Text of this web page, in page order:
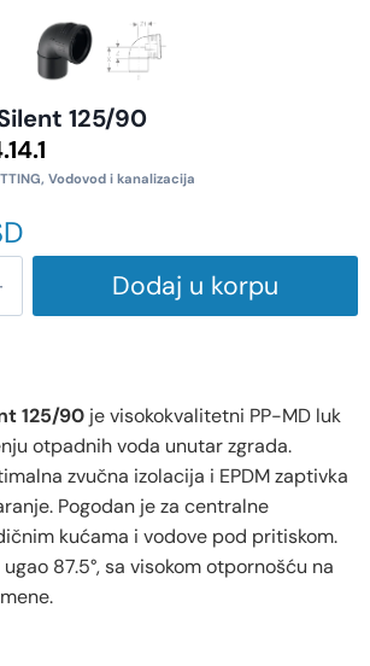
125/90
, Vodovod i kanalizacija
Dodaj u korpu
125/90 je visokokvalitetni PP-MD luk
otpadnih voda unutar zgrada.
zvučna izolacija i EPDM zaptivka
Pogodan je za centralne
kućama i vodove pod pritiskom.
ugao 87.5°, sa visokom otpornošću na